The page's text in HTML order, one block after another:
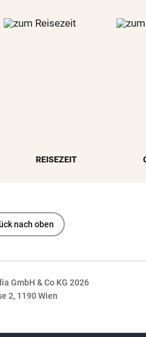
REISEZEIT
nach oben
GmbH & Co KG 2026
2, 1190 Wien